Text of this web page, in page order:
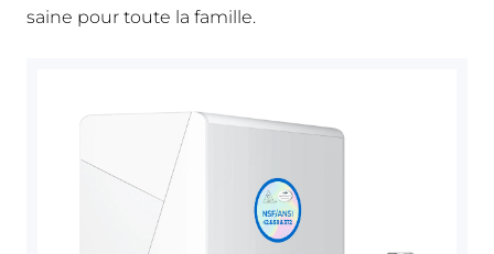
saine pour toute la famille.